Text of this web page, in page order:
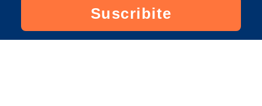
Suscribite